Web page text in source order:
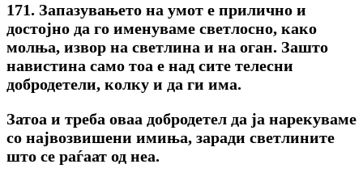
171. Запазувањето на умот е прилично и
достојно да го именуваме светлосно, како
молња, извор на светлина и на оган. Зашто
навистина само тоа е над сите телесни
добродетели, колку и да ги има.
Затоа и треба оваа добродетел да ја нарекуваме
co највозвишени имиња, заради светлините
што се раѓаат од неа.